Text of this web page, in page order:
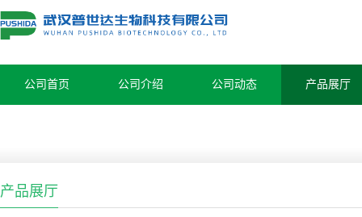
公司首页 公司介绍 公司动态 产品展厅
产品展厅